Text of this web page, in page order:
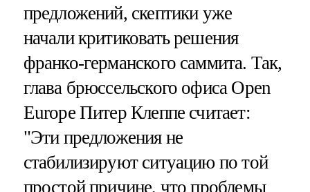
предложений, скептики уже
начали критиковать решения
франко-германского саммита. Так,
глава брюссельского офиса Open
Europe Питер Клеппе считает:
"Эти предложения не
стабилизируют ситуацию по той
простой причине, что проблемы